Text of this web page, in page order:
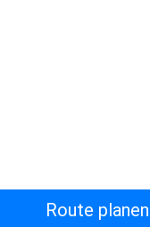
Route planen